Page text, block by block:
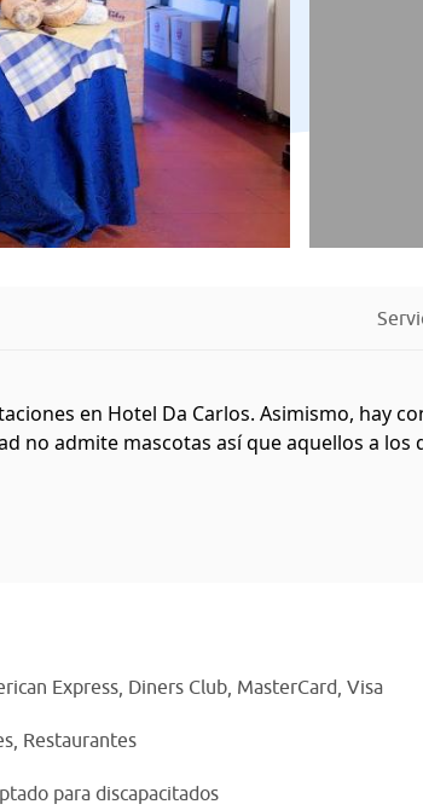
en Hotel Da Carlos. Asimismo, hay
no admite mascotas así que aquellos a los
Express, Diners Club, MasterCard, Visa
Restaurantes
para discapacitados